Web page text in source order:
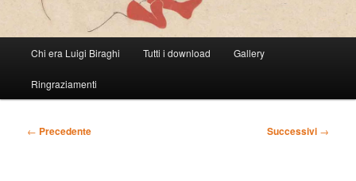
principale
Vai
al
Chi era Luigi Biraghi Tutti i download Gallery
Ringraziamenti
Navigazione
← Precedente Successivi →